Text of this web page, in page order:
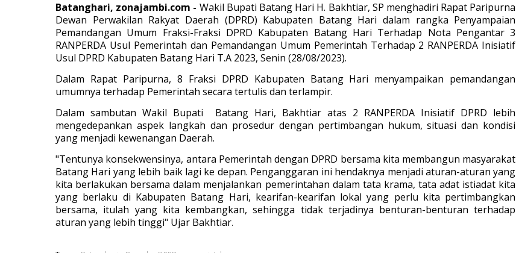
Batanghari, zonajambi.com - Wakil Bupati Batang Hari H. Bakhtiar, SP menghadiri Rapat Paripurna
Dewan Perwakilan Rakyat Daerah (DPRD) Kabupaten Batang Hari dalam rangka Penyampaian
Pemandangan Umum Fraksi-Fraksi DPRD Kabupaten Batang Hari Terhadap Nota Pengantar 3
RANPERDA Usul Pemerintah dan Pemandangan Umum Pemerintah Terhadap 2 RANPERDA Inisiatif
Usul DPRD Kabupaten Batang Hari T.A 2023, Senin (28/08/2023).
Dalam Rapat Paripurna, 8 Fraksi DPRD Kabupaten Batang Hari menyampaikan pemandangan
umumnya terhadap Pemerintah secara tertulis dan terlampir.
Dalam sambutan Wakil Bupati Batang Hari, Bakhtiar atas 2 RANPERDA Inisiatif DPRD lebih
mengedepankan aspek langkah dan prosedur dengan pertimbangan hukum, situasi dan kondisi
yang menjadi kewenangan Daerah.
"Tentunya konsekwensinya, antara Pemerintah dengan DPRD bersama kita membangun masyarakat
Batang Hari yang lebih baik lagi ke depan. Penganggaran ini hendaknya menjadi aturan-aturan yang
kita berlakukan bersama dalam menjalankan pemerintahan dalam tata krama, tata adat istiadat kita
yang berlaku di Kabupaten Batang Hari, kearifan-kearifan lokal yang perlu kita pertimbangkan
bersama, itulah yang kita kembangkan, sehingga tidak terjadinya benturan-benturan terhadap
aturan yang lebih tinggi" Ujar Bakhtiar.